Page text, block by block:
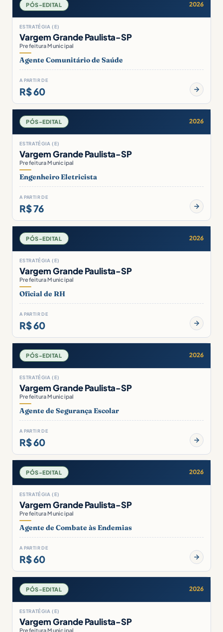
PÓS-EDITAL 2026
ESTRATÉGIA (E)
Vargem Grande Paulista-SP
Prefeitura Municipal
Agente Comunitário de Saúde
A PARTIR DE
R$ 60
PÓS-EDITAL 2026
ESTRATÉGIA (E)
Vargem Grande Paulista-SP
Prefeitura Municipal
Engenheiro Eletricista
A PARTIR DE
R$ 76
PÓS-EDITAL 2026
ESTRATÉGIA (E)
Vargem Grande Paulista-SP
Prefeitura Municipal
Oficial de RH
A PARTIR DE
R$ 60
PÓS-EDITAL 2026
ESTRATÉGIA (E)
Vargem Grande Paulista-SP
Prefeitura Municipal
Agente de Segurança Escolar
A PARTIR DE
R$ 60
PÓS-EDITAL 2026
ESTRATÉGIA (E)
Vargem Grande Paulista-SP
Prefeitura Municipal
Agente de Combate às Endemias
A PARTIR DE
R$ 60
PÓS-EDITAL 2026
ESTRATÉGIA (E)
Vargem Grande Paulista-SP
Prefeitura Municipal